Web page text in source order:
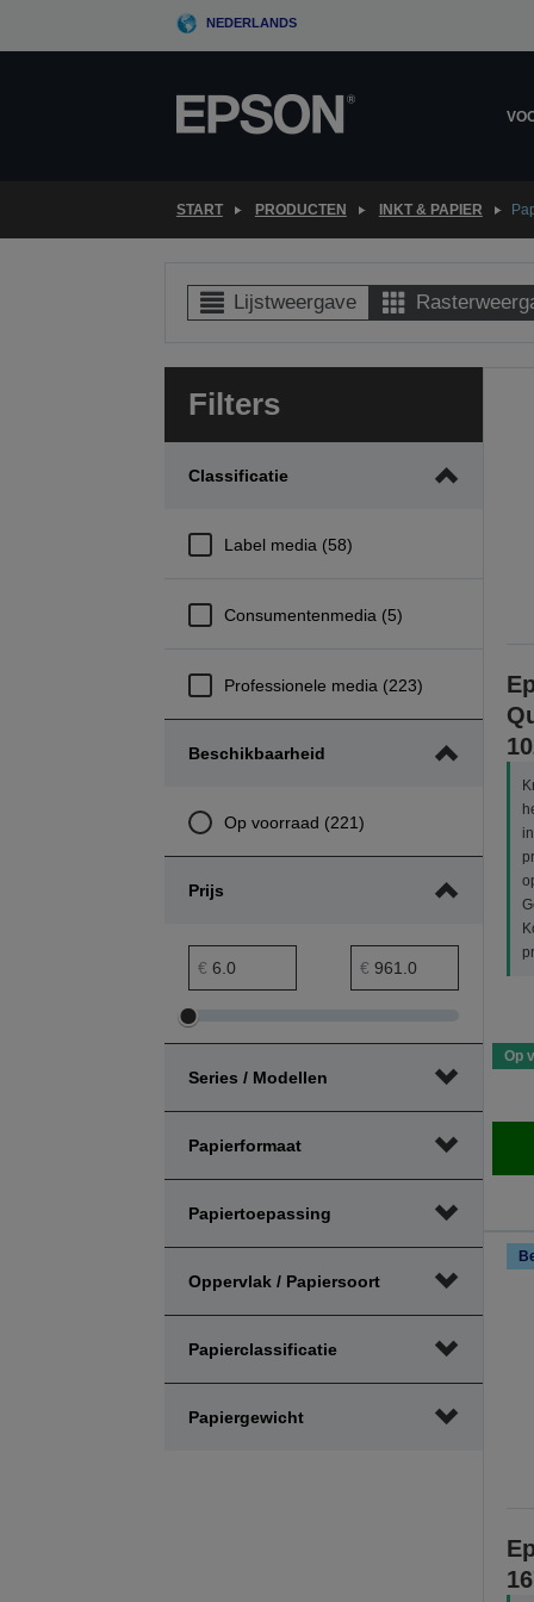
NEDERLANDS
START PRODUCTEN INKT & PAPIER
Lijstweergave
Filters
Classificatie
Label media (58)
Consumentenmedia (5)
Professionele media (223)
Beschikbaarheid
Op voorraad (221)
Prijs
prijs minimumbereik
€ Maximumbereik prijs
€
Minimumbereik
aanpassen
Maximumbereik
aanpassen
Series / Modellen
Papierformaat
Papiertoepassing
Oppervlak / Papiersoort
Papierclassificatie
Papiergewicht
Op